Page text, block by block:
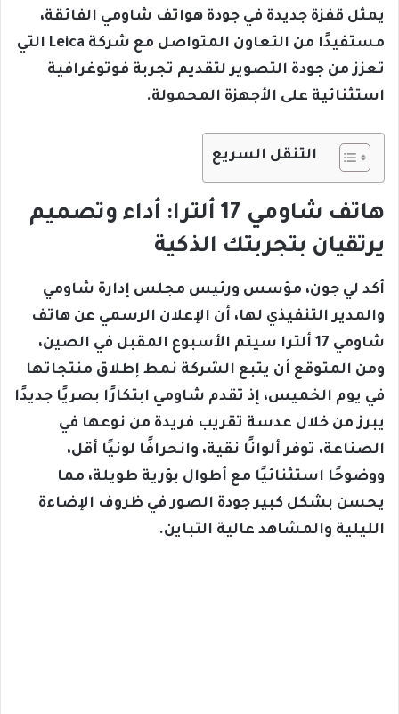
يمثل قفزة جديدة في جودة هواتف شاومي الفائقة،
مستفيدًا من التعاون المتواصل مع شركة Leica التي
تعزز من جودة التصوير لتقديم تجربة فوتوغرافية
استثنائية على الأجهزة المحمولة.
التنقل السريع
هاتف شاومي 17 ألترا: أداء وتصميم
يرتقيان بتجربتك الذكية
أكد لي جون، مؤسس ورئيس مجلس إدارة شاومي
والمدير التنفيذي لها، أن الإعلان الرسمي عن هاتف
شاومي 17 ألترا سيتم الأسبوع المقبل في الصين،
ومن المتوقع أن يتبع الشركة نمط إطلاق منتجاتها
في يوم الخميس، إذ تقدم شاومي ابتكارًا بصريًا جديدًا
يبرز من خلال عدسة تقريب فريدة من نوعها في
الصناعة، توفر ألوانًا نقية، وانحرافًا لونيًا أقل،
ووضوحًا استثنائيًا مع أطوال بؤرية طويلة، مما
يحسن بشكل كبير جودة الصور في ظروف الإضاءة
الليلية والمشاهد عالية التباين.